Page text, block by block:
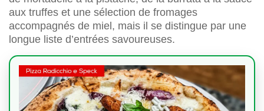
aux truffes et une sélection de fromages
accompagnés de miel, mais il se distingue par une
longue liste d’entrées savoureuses.